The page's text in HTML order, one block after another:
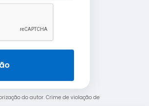
do autor. Crime de violação de